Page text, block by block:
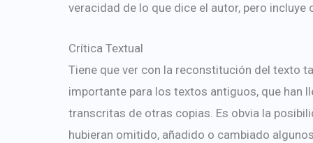
veracidad de lo que dice el autor, pero
Crítica Textual
Tiene que ver con la reconstitución del texto
importante para los textos antiguos, que han
transcritas de otras copias. Es obvia la
hubieran omitido, añadido o cambiado